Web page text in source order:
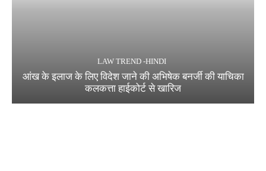
LAW TREND -HINDI
आंख के इलाज के लिए विदेश जाने की अभिषेक बनर्जी की याचिका
कलकत्ता हाईकोर्ट से खारिज